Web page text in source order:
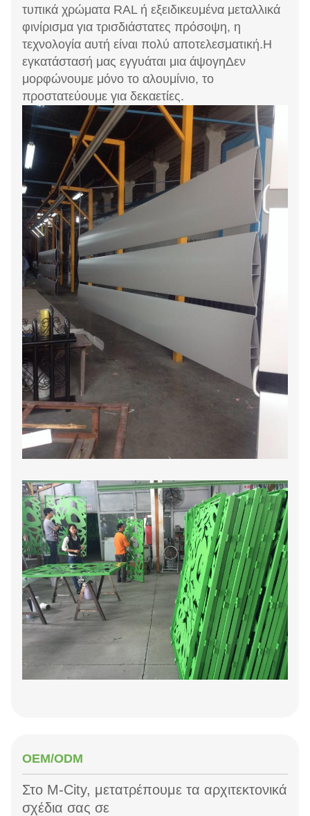
τυπικά χρώματα RAL ή εξειδικευμένα μεταλλικά
φινίρισμα για τρισδιάστατες πρόσοψη, η
τεχνολογία αυτή είναι πολύ αποτελεσματική.Η
εγκατάστασή μας εγγυάται μια άψογηΔεν
μορφώνουμε μόνο το αλουμίνιο, το
προστατεύουμε για δεκαετίες.
OEM/ODM
Στο M-City, μετατρέπουμε τα αρχιτεκτονικά
σχέδια σας σε